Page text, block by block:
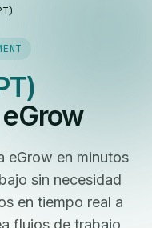
eGrow en minutos
sin necesidad
en tiempo real a
flujos de trabajo